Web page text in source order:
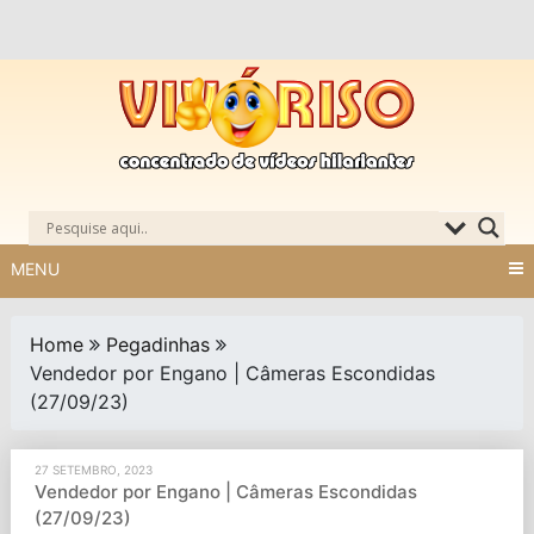
MENU
Home
Pegadinhas
Vendedor por Engano | Câmeras Escondidas
(27/09/23)
27 SETEMBRO, 2023
Vendedor por Engano | Câmeras Escondidas
(27/09/23)